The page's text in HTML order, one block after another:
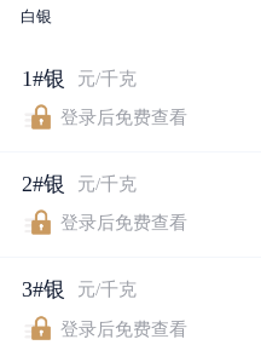
白银
1#银 元/千克
登录后免费查看
2#银 元/千克
登录后免费查看
3#银 元/千克
登录后免费查看